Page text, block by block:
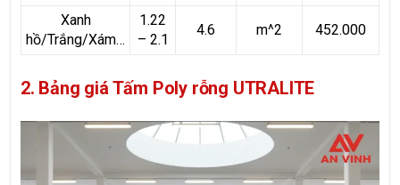
Xanh
hồ/Trắng/Xám…
1.22
– 2.1
4.6 m^2 452.000
2. Bảng giá Tấm Poly rỗng UTRALITE